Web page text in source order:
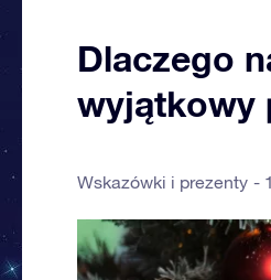
Dlaczego
wyjątkowy
Wskazówki i prezenty